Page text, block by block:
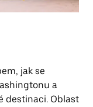
jak se
a
destinaci. Oblast